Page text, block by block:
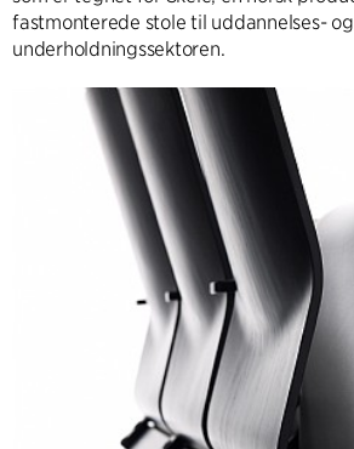
fastmonterede stole til uddannelses- og
underholdningssektoren.